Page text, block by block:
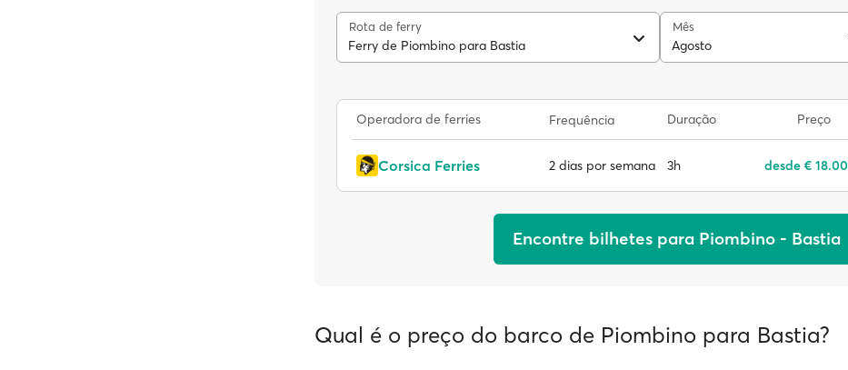
Rota de ferry
Ferry de Piombino para Bastia
Mês
Agosto
Operadora de ferries Frequência Duração Preço
Corsica Ferries 2 dias por semana 3h desde € 18.00
Encontre bilhetes para Piombino - Bastia
Qual é o preço do barco de Piombino para Bastia?